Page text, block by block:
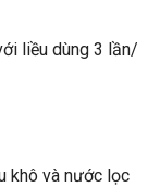
liều dùng 3 lần/
khô và nước lọc